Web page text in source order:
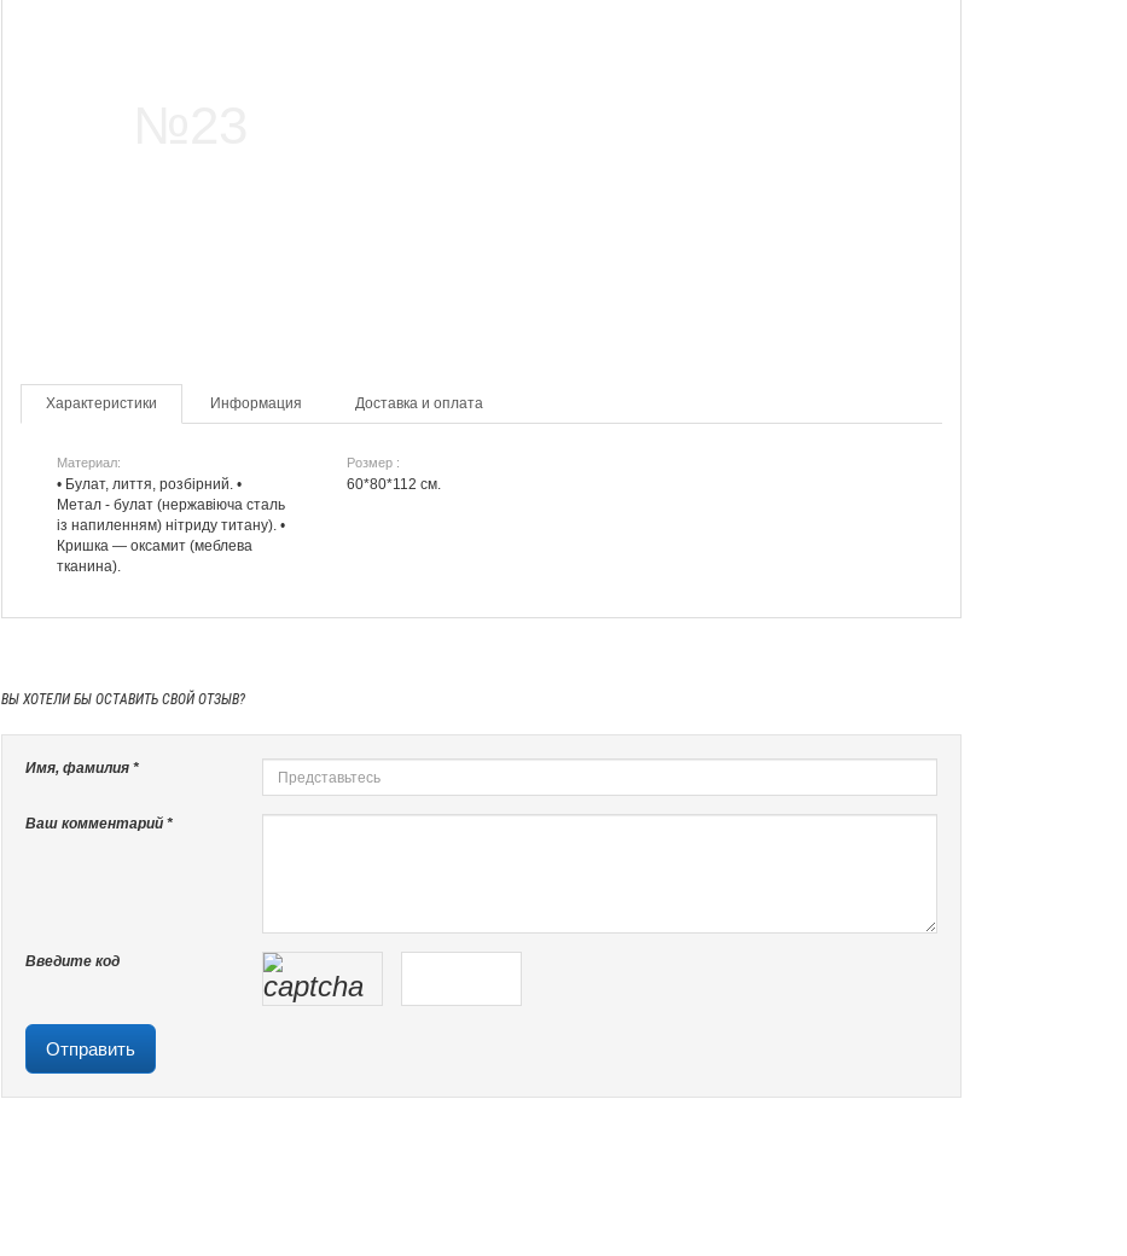
Характеристики Информация Доставка и оплата
Материал:
• Булат, лиття, розбірний. •
Метал - булат (нержавіюча сталь
із напиленням) нітриду титану). •
Кришка — оксамит (меблева
тканина).
Розмер :
60*80*112 см.
ВЫ ХОТЕЛИ БЫ ОСТАВИТЬ СВОЙ ОТЗЫВ?
Имя, фамилия *
Ваш комментарий *
Введите код